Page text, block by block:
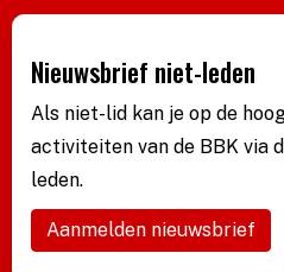
Nieuwsbrief niet-leden
Als niet-lid kan je op de
activiteiten van de BBK via
leden.
Aanmelden nieuwsbrief